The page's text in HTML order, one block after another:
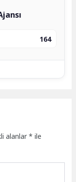
164
alanlar* ile